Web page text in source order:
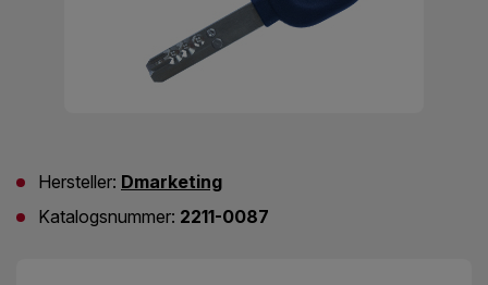
Hersteller: Dmarketing
Katalogsnummer: 2211-0087